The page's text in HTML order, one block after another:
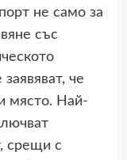
не само за
със
че
място. Най-
срещи с